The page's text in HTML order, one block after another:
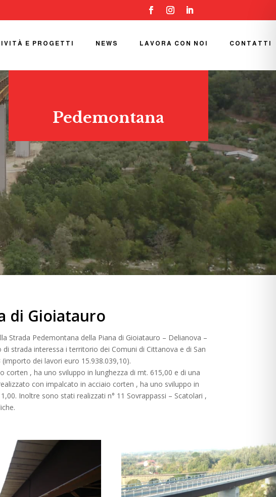
E PROGETTI NEWS LAVORA CON NOI CONTATTI
Pedemontana
di Gioiatauro
Strada Pedemontana della Piana di Gioiatauro – Delianova –
strada interessa i territorio dei Comuni di Cittanova e di San
dei lavori euro 15.938.039,10).
corten , ha uno sviluppo in lunghezza di mt. 615,00 e di una
con impalcato in acciaio corten , ha uno sviluppo in
Inoltre sono stati realizzati n° 11 Sovrappassi – Scatolari ,